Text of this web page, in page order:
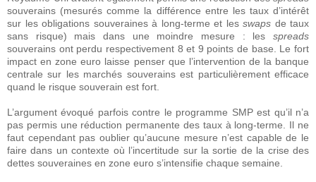
souverains (mesurés comme la différence entre les taux d’intérêt
sur les obligations souveraines à long-terme et les swaps de taux
sans risque) mais dans une moindre mesure : les spreads
souverains ont perdu respectivement 8 et 9 points de base. Le fort
impact en zone euro laisse penser que l’intervention de la banque
centrale sur les marchés souverains est particulièrement efficace
quand le risque souverain est fort.
L’argument évoqué parfois contre le programme SMP est qu’il n’a
pas permis une réduction permanente des taux à long-terme. Il ne
faut cependant pas oublier qu’aucune mesure n’est capable de le
faire dans un contexte où l’incertitude sur la sortie de la crise des
dettes souveraines en zone euro s’intensifie chaque semaine.